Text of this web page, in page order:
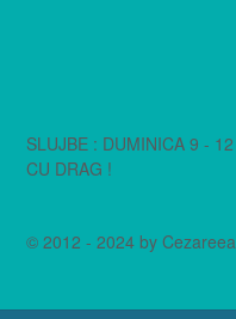
SLUJBE : DUMINICA 9 -
CU DRAG !
© 2012 - 2024 by Cezareea